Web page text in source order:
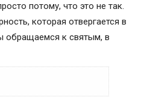
потому, что это не так.
которая отвергается в
обращаемся к святым, в